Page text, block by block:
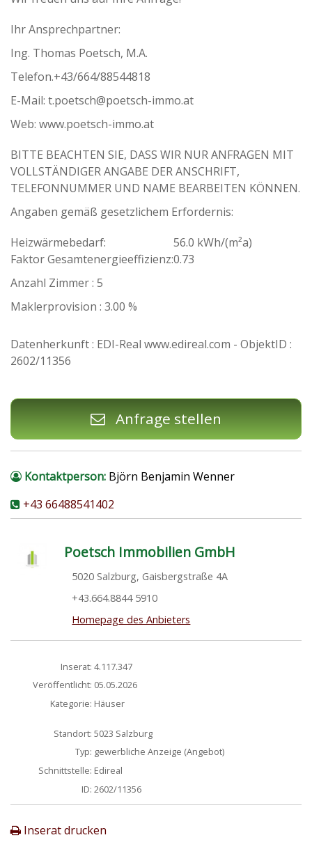
Ihr Ansprechpartner:
Ing. Thomas Poetsch, M.A.
Telefon.+43/664/88544818
E-Mail: t.poetsch@poetsch-immo.at
Web: www.poetsch-immo.at
BITTE BEACHTEN SIE, DASS WIR NUR ANFRAGEN MIT
VOLLSTÄNDIGER ANGABE DER ANSCHRIFT,
TELEFONNUMMER UND NAME BEARBEITEN KÖNNEN.
Angaben gemäß gesetzlichem Erfordernis:
Heizwärmebedarf:
56.0 kWh/(m²a)
Faktor Gesamtenergieeffizienz:0.73
Anzahl Zimmer : 5
Maklerprovision : 3.00 %
Datenherkunft : EDI-Real www.edireal.com - ObjektID :
2602/11356
Anfrage stellen
Kontaktperson: Björn Benjamin Wenner
+43 66488541402
Poetsch Immobilien GmbH
5020 Salzburg, Gaisbergstraße 4A
+43.664.8844 5910
Homepage des Anbieters
Inserat: 4.117.347
Veröffentlicht: 05.05.2026
Kategorie: Häuser
Standort: 5023 Salzburg
Typ: gewerbliche Anzeige (Angebot)
Schnittstelle: Edireal
ID: 2602/11356
Inserat drucken